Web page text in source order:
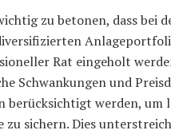
zu betonen, dass bei
Rat eingeholt
Schwankungen und
berücksichtigt werden, um
zu sichern. Dies